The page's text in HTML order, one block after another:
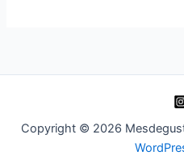
Jean-
Copyright © 2026